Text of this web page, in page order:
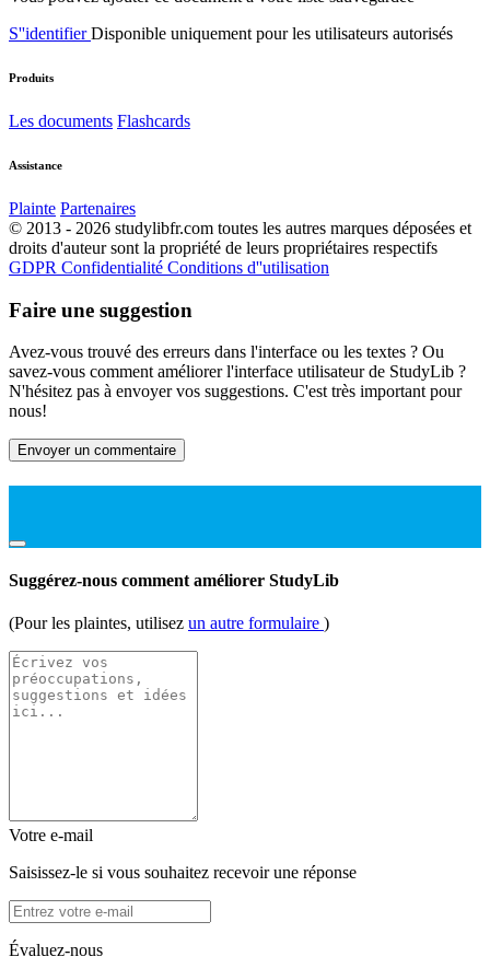
S''identifierDisponible uniquement pour les utilisateurs autorisés
Produits
Les documents Flashcards
Assistance
Plainte Partenaires
© 2013 - 2026 studylibfr.com toutes les autres marques déposées et
droits d'auteur sont la propriété de leurs propriétaires respectifs
GDPR Confidentialité Conditions d''utilisation
Faire une suggestion
Avez-vous trouvé des erreurs dans l'interface ou les textes ? Ou
savez-vous comment améliorer l'interface utilisateur de StudyLib ?
N'hésitez pas à envoyer vos suggestions. C'est très important pour
nous!
Envoyer un commentaire
Suggérez-nous comment améliorer StudyLib
(Pour les plaintes, utilisez un autre formulaire )
Votre e-mail
Saisissez-le si vous souhaitez recevoir une réponse
Évaluez-nous